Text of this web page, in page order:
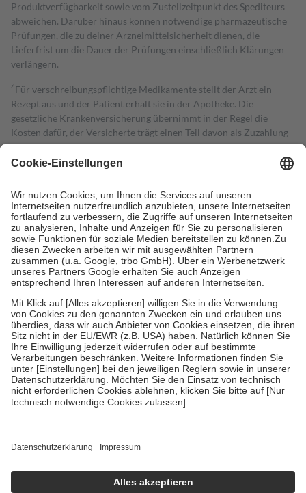
Produktverfügbarkeit sowie vom Zustellzeitpunkt des Spediteurs
abweichen. Darüber hinaus können notwendige pharmazeutische
Prüfungen, die zu deiner Arzneimittelsicherheit dienen, die
Lieferfrist um die Dauer der Prüfungen einschließlich Klärungen
verlängern.
4Für verschreibungspflichtige Medikamente stellt der Arzt ein
Rezept aus und der Patient erhält sie in der Apotheke. Die
gesetzliche Krankenversicherung übernimmt in der Regel die
Kosten dafür, der Versicherte trägt einen Teil davon als Zuzahlung
mit.
Grundsätzlich leisten Mitglieder Zuzahlungen in Höhe von zehn
höchstens zehn Euro.
Es sind jedoch nie mehr als die tatsächlichen
Kosten der Leistung zu entrichten.
Diese Regeln gelten grundsätzlich auch für Online-Apotheken.
Bei Heilmitteln und häuslicher Krankenpflege beträgt die
Zuzahlung zehn Prozent der Kosten sowie zehn Euro je
Verordnung.
Um das Engagement der Versicherten für ihre eigene Gesundheit zu
stärken und die besondere Stellung der Familie zu unterstützen,
fallenkeine Zuzahlungenan bei:
• Kindern und Jugendlichen bis zum vollendeten 18. Lebensjahr
mit Ausnahme der Fahrkosten
• Untersuchungen zur Vorsorge und Früherkennung, die von der
GKV getragen werden
• empfohlenen Schutzimpfungen
• Harn- und Blutteststreifen
getroffen, um sicherzustellen, dass es sich um echte Bewertungen
https://help.etrusted.com/hc/de/articles/4419944605341